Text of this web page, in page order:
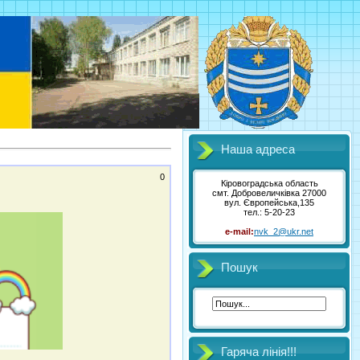
0
Наша адреса
Кіровоградська область
смт. Добровеличківка 27000
вул. Європейська,135
тел.: 5-20-23
e-mаil:nvk_2@ukr.net
Пошук
Гаряча лінія!!!